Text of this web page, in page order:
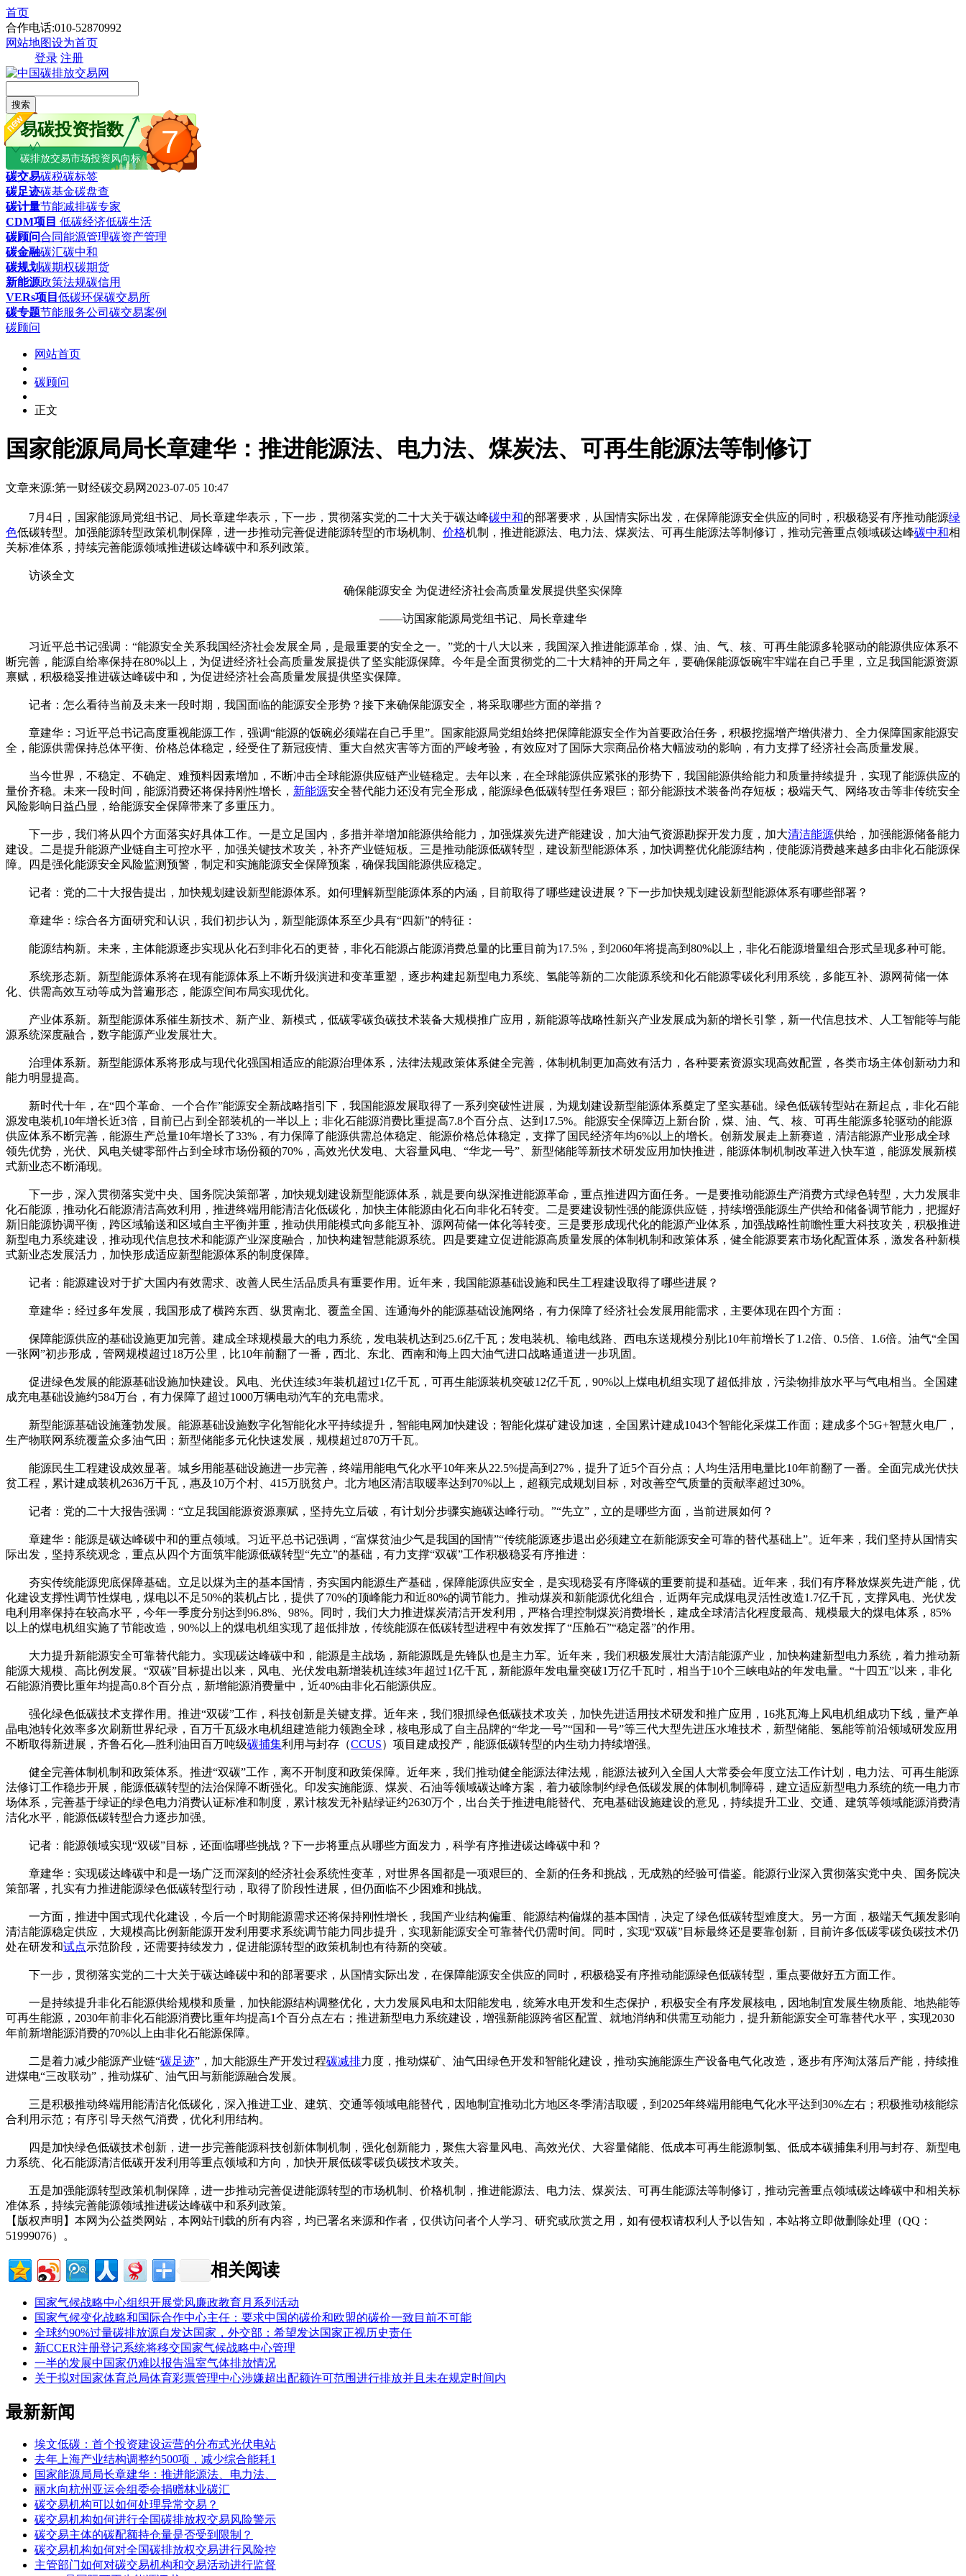
首页
合作电话:010-52870992
网站地图设为首页
登录 注册
搜索
7
易碳投资指数
碳排放交易市场投资风向标
碳交易碳税碳标签
碳足迹碳基金碳盘查
碳计量节能减排碳专家
CDM项目 低碳经济低碳生活
碳顾问合同能源管理碳资产管理
碳金融碳汇碳中和
碳规划碳期权碳期货
新能源政策法规碳信用
VERs项目 低碳环保碳交易所
碳专题节能服务公司 碳交易案例
碳顾问
网站首页
碳顾问
正文
国家能源局局长章建华：推进能源法、电力法、煤炭法、可再生能源法等制修订
文章来源:第一财经碳交易网 2023-07-05 10:47
7月4日，国家能源局党组书记、局长章建华表示，下一步，贯彻落实党的二十大关于碳达峰碳中和的部署要求，从国情实际出发，在保障能源安全供应的同时，积极稳妥有序推动能源绿
色低碳转型。加强能源转型政策机制保障，进一步推动完善促进能源转型的市场机制、 价格机制，推进能源法、电力法、煤炭法、可再生能源法等制修订，推动完善重点领域碳达峰碳中和相
关标准体系，持续完善能源领域推进碳达峰碳中和系列政策。
访谈全文
确保能源安全 为促进经济社会高质量发展提供坚实保障
——访国家能源局党组书记、局长章建华
习近平总书记强调：“能源安全关系我国经济社会发展全局，是最重要的安全之一。”党的十八大以来，我国深入推进能源革命，煤、油、气、核、可再生能源多轮驱动的能源供应体系不
断完善，能源自给率保持在80%以上，为促进经济社会高质量发展提供了坚实能源保障。今年是全面贯彻党的二十大精神的开局之年，要确保能源饭碗牢牢端在自己手里，立足我国能源资源
禀赋，积极稳妥推进碳达峰碳中和，为促进经济社会高质量发展提供坚实保障。
记者：怎么看待当前及未来一段时期，我国面临的能源安全形势？接下来确保能源安全，将采取哪些方面的举措？
章建华：习近平总书记高度重视能源工作，强调“能源的饭碗必须端在自己手里”。国家能源局党组始终把保障能源安全作为首要政治任务，积极挖掘增产增供潜力、全力保障国家能源安
全，能源供需保持总体平衡、价格总体稳定，经受住了新冠疫情、重大自然灾害等方面的严峻考验，有效应对了国际大宗商品价格大幅波动的影响，有力支撑了经济社会高质量发展。
当今世界，不稳定、不确定、难预料因素增加，不断冲击全球能源供应链产业链稳定。去年以来，在全球能源供应紧张的形势下，我国能源供给能力和质量持续提升，实现了能源供应的
量价齐稳。未来一段时间，能源消费还将保持刚性增长， 新能源安全替代能力还没有完全形成，能源绿色低碳转型任务艰巨；部分能源技术装备尚存短板；极端天气、网络攻击等非传统安全
风险影响日益凸显，给能源安全保障带来了多重压力。
下一步，我们将从四个方面落实好具体工作。一是立足国内，多措并举增加能源供给能力，加强煤炭先进产能建设，加大油气资源勘探开发力度，加大清洁能源供给，加强能源储备能力
建设。二是提升能源产业链自主可控水平，加强关键技术攻关，补齐产业链短板。三是推动能源低碳转型，建设新型能源体系，加快调整优化能源结构，使能源消费越来越多由非化石能源保
障。四是强化能源安全风险监测预警，制定和实施能源安全保障预案，确保我国能源供应稳定。
记者：党的二十大报告提出，加快规划建设新型能源体系。如何理解新型能源体系的内涵，目前取得了哪些建设进展？下一步加快规划建设新型能源体系有哪些部署？
章建华：综合各方面研究和认识，我们初步认为，新型能源体系至少具有“四新”的特征：
能源结构新。未来，主体能源逐步实现从化石到非化石的更替，非化石能源占能源消费总量的比重目前为17.5%，到2060年将提高到80%以上，非化石能源增量组合形式呈现多种可能。
系统形态新。新型能源体系将在现有能源体系上不断升级演进和变革重塑，逐步构建起新型电力系统、氢能等新的二次能源系统和化石能源零碳化利用系统，多能互补、源网荷储一体
化、供需高效互动等成为普遍形态，能源空间布局实现优化。
产业体系新。新型能源体系催生新技术、新产业、新模式，低碳零碳负碳技术装备大规模推广应用，新能源等战略性新兴产业发展成为新的增长引擎，新一代信息技术、人工智能等与能
源系统深度融合，数字能源产业发展壮大。
治理体系新。新型能源体系将形成与现代化强国相适应的能源治理体系，法律法规政策体系健全完善，体制机制更加高效有活力，各种要素资源实现高效配置，各类市场主体创新动力和
能力明显提高。
新时代十年，在“四个革命、一个合作”能源安全新战略指引下，我国能源发展取得了一系列突破性进展，为规划建设新型能源体系奠定了坚实基础。绿色低碳转型站在新起点，非化石能
源发电装机10年增长近3倍，目前已占到全部装机的一半以上；非化石能源消费比重提高7.8个百分点、达到17.5%。能源安全保障迈上新台阶，煤、油、气、核、可再生能源多轮驱动的能源
供应体系不断完善，能源生产总量10年增长了33%，有力保障了能源供需总体稳定、能源价格总体稳定，支撑了国民经济年均6%以上的增长。创新发展走上新赛道，清洁能源产业形成全球
领先优势，光伏、风电关键零部件占到全球市场份额的70%，高效光伏发电、大容量风电、“华龙一号”、新型储能等新技术研发应用加快推进，能源体制机制改革进入快车道，能源发展新模
式新业态不断涌现。
下一步，深入贯彻落实党中央、国务院决策部署，加快规划建设新型能源体系，就是要向纵深推进能源革命，重点推进四方面任务。一是要推动能源生产消费方式绿色转型，大力发展非
化石能源，推动化石能源清洁高效利用，推进终端用能清洁化低碳化，加快主体能源由化石向非化石转变。二是要建设韧性强的能源供应链，持续增强能源生产供给和储备调节能力，把握好
新旧能源协调平衡，跨区域输送和区域自主平衡并重，推动供用能模式向多能互补、源网荷储一体化等转变。三是要形成现代化的能源产业体系，加强战略性前瞻性重大科技攻关，积极推进
新型电力系统建设，推动现代信息技术和能源产业深度融合，加快构建智慧能源系统。四是要建立促进能源高质量发展的体制机制和政策体系，健全能源要素市场化配置体系，激发各种新模
式新业态发展活力，加快形成适应新型能源体系的制度保障。
记者：能源建设对于扩大国内有效需求、改善人民生活品质具有重要作用。近年来，我国能源基础设施和民生工程建设取得了哪些进展？
章建华：经过多年发展，我国形成了横跨东西、纵贯南北、覆盖全国、连通海外的能源基础设施网络，有力保障了经济社会发展用能需求，主要体现在四个方面：
保障能源供应的基础设施更加完善。建成全球规模最大的电力系统，发电装机达到25.6亿千瓦；发电装机、输电线路、西电东送规模分别比10年前增长了1.2倍、0.5倍、1.6倍。油气“全国
一张网”初步形成，管网规模超过18万公里，比10年前翻了一番，西北、东北、西南和海上四大油气进口战略通道进一步巩固。
促进绿色发展的能源基础设施加快建设。风电、光伏连续3年装机超过1亿千瓦，可再生能源装机突破12亿千瓦，90%以上煤电机组实现了超低排放，污染物排放水平与气电相当。全国建
成充电基础设施约584万台，有力保障了超过1000万辆电动汽车的充电需求。
新型能源基础设施蓬勃发展。能源基础设施数字化智能化水平持续提升，智能电网加快建设；智能化煤矿建设加速，全国累计建成1043个智能化采煤工作面；建成多个5G+智慧火电厂，
生产物联网系统覆盖众多油气田；新型储能多元化快速发展，规模超过870万千瓦。
能源民生工程建设成效显著。城乡用能基础设施进一步完善，终端用能电气化水平10年来从22.5%提高到27%，提升了近5个百分点；人均生活用电量比10年前翻了一番。全面完成光伏扶
贫工程，累计建成装机2636万千瓦，惠及10万个村、415万脱贫户。北方地区清洁取暖率达到70%以上，超额完成规划目标，对改善空气质量的贡献率超过30%。
记者：党的二十大报告强调：“立足我国能源资源禀赋，坚持先立后破，有计划分步骤实施碳达峰行动。”“先立”，立的是哪些方面，当前进展如何？
章建华：能源是碳达峰碳中和的重点领域。习近平总书记强调，“富煤贫油少气是我国的国情”“传统能源逐步退出必须建立在新能源安全可靠的替代基础上”。近年来，我们坚持从国情实
际出发，坚持系统观念，重点从四个方面筑牢能源低碳转型“先立”的基础，有力支撑“双碳”工作积极稳妥有序推进：
夯实传统能源兜底保障基础。立足以煤为主的基本国情，夯实国内能源生产基础，保障能源供应安全，是实现稳妥有序降碳的重要前提和基础。近年来，我们有序释放煤炭先进产能，优
化建设支撑性调节性煤电，煤电以不足50%的装机占比，提供了70%的顶峰能力和近80%的调节能力。推动煤炭和新能源优化组合，近两年完成煤电灵活性改造1.7亿千瓦，支撑风电、光伏发
电利用率保持在较高水平，今年一季度分别达到96.8%、98%。同时，我们大力推进煤炭清洁开发利用，严格合理控制煤炭消费增长，建成全球清洁化程度最高、规模最大的煤电体系，85%
以上的煤电机组实施了节能改造，90%以上的煤电机组实现了超低排放，传统能源在低碳转型进程中有效发挥了“压舱石”“稳定器”的作用。
大力提升新能源安全可靠替代能力。实现碳达峰碳中和，能源是主战场，新能源既是先锋队也是主力军。近年来，我们积极发展壮大清洁能源产业，加快构建新型电力系统，着力推动新
能源大规模、高比例发展。“双碳”目标提出以来，风电、光伏发电新增装机连续3年超过1亿千瓦，新能源年发电量突破1万亿千瓦时，相当于10个三峡电站的年发电量。“十四五”以来，非化
石能源消费比重年均提高0.8个百分点，新增能源消费量中，近40%由非化石能源供应。
强化绿色低碳技术支撑作用。推进“双碳”工作，科技创新是关键支撑。近年来，我们狠抓绿色低碳技术攻关，加快先进适用技术研发和推广应用，16兆瓦海上风电机组成功下线，量产单
晶电池转化效率多次刷新世界纪录，百万千瓦级水电机组建造能力领跑全球，核电形成了自主品牌的“华龙一号”“国和一号”等三代大型先进压水堆技术，新型储能、氢能等前沿领域研发应用
不断取得新进展，齐鲁石化—胜利油田百万吨级碳捕集利用与封存（CCUS）项目建成投产，能源低碳转型的内生动力持续增强。
健全完善体制机制和政策体系。推进“双碳”工作，离不开制度和政策保障。近年来，我们推动健全能源法律法规，能源法被列入全国人大常委会年度立法工作计划，电力法、可再生能源
法修订工作稳步开展，能源低碳转型的法治保障不断强化。印发实施能源、煤炭、石油等领域碳达峰方案，着力破除制约绿色低碳发展的体制机制障碍，建立适应新型电力系统的统一电力市
场体系，完善基于绿证的绿色电力消费认证标准和制度，累计核发无补贴绿证约2630万个，出台关于推进电能替代、充电基础设施建设的意见，持续提升工业、交通、建筑等领域能源消费清
洁化水平，能源低碳转型合力逐步加强。
记者：能源领域实现“双碳”目标，还面临哪些挑战？下一步将重点从哪些方面发力，科学有序推进碳达峰碳中和？
章建华：实现碳达峰碳中和是一场广泛而深刻的经济社会系统性变革，对世界各国都是一项艰巨的、全新的任务和挑战，无成熟的经验可借鉴。能源行业深入贯彻落实党中央、国务院决
策部署，扎实有力推进能源绿色低碳转型行动，取得了阶段性进展，但仍面临不少困难和挑战。
一方面，推进中国式现代化建设，今后一个时期能源需求还将保持刚性增长，我国产业结构偏重、能源结构偏煤的基本国情，决定了绿色低碳转型难度大。另一方面，极端天气频发影响
清洁能源稳定供应，大规模高比例新能源开发利用要求系统调节能力同步提升，实现新能源安全可靠替代仍需时间。同时，实现“双碳”目标最终还是要靠创新，目前许多低碳零碳负碳技术仍
处在研发和试点示范阶段，还需要持续发力，促进能源转型的政策机制也有待新的突破。
下一步，贯彻落实党的二十大关于碳达峰碳中和的部署要求，从国情实际出发，在保障能源安全供应的同时，积极稳妥有序推动能源绿色低碳转型，重点要做好五方面工作。
一是持续提升非化石能源供给规模和质量，加快能源结构调整优化，大力发展风电和太阳能发电，统筹水电开发和生态保护，积极安全有序发展核电，因地制宜发展生物质能、地热能等
可再生能源，2030年前非化石能源消费比重年均提高1个百分点左右；推进新型电力系统建设，增强新能源跨省区配置、就地消纳和供需互动能力，提升新能源安全可靠替代水平，实现2030
年前新增能源消费的70%以上由非化石能源保障。
二是着力减少能源产业链“碳足迹”，加大能源生产开发过程碳减排力度，推动煤矿、油气田绿色开发和智能化建设，推动实施能源生产设备电气化改造，逐步有序淘汰落后产能，持续推
进煤电“三改联动”，推动煤矿、油气田与新能源融合发展。
三是积极推动终端用能清洁化低碳化，深入推进工业、建筑、交通等领域电能替代，因地制宜推动北方地区冬季清洁取暖，到2025年终端用能电气化水平达到30%左右；积极推动核能综
合利用示范；有序引导天然气消费，优化利用结构。
四是加快绿色低碳技术创新，进一步完善能源科技创新体制机制，强化创新能力，聚焦大容量风电、高效光伏、大容量储能、低成本可再生能源制氢、低成本碳捕集利用与封存、新型电
力系统、化石能源清洁低碳开发利用等重点领域和方向，加快开展低碳零碳负碳技术攻关。
五是加强能源转型政策机制保障，进一步推动完善促进能源转型的市场机制、价格机制，推进能源法、电力法、煤炭法、可再生能源法等制修订，推动完善重点领域碳达峰碳中和相关标
准体系，持续完善能源领域推进碳达峰碳中和系列政策。
【版权声明】本网为公益类网站，本网站刊载的所有内容，均已署名来源和作者，仅供访问者个人学习、研究或欣赏之用，如有侵权请权利人予以告知，本站将立即做删除处理（QQ：
51999076）。
相关阅读
国家气候战略中心组织开展党风廉政教育月系列活动
国家气候变化战略和国际合作中心主任：要求中国的碳价和欧盟的碳价一致目前不可能
全球约90%过量碳排放源自发达国家，外交部：希望发达国家正视历史责任
新CCER注册登记系统将移交国家气候战略中心管理
一半的发展中国家仍难以报告温室气体排放情况
关于拟对国家体育总局体育彩票管理中心涉嫌超出配额许可范围进行排放并且未在规定时间内
最新新闻
埃文低碳：首个投资建设运营的分布式光伏电站
去年上海产业结构调整约500项，减少综合能耗1
国家能源局局长章建华：推进能源法、电力法、
丽水向杭州亚运会组委会捐赠林业碳汇
碳交易机构可以如何处理异常交易？
碳交易机构如何进行全国碳排放权交易风险警示
碳交易主体的碳配额持仓量是否受到限制？
碳交易机构如何对全国碳排放权交易进行风险控
主管部门如何对碳交易机构和交易活动进行监督